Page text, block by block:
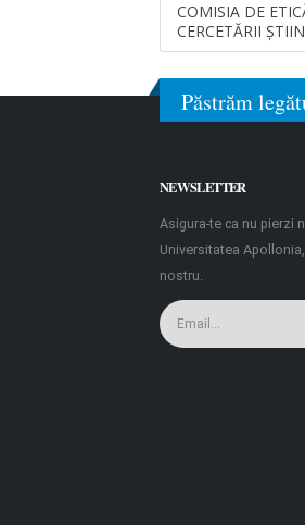
COMISIA DE
CERCETĂRII
Păstrăm
NEWSLETTER
Asigura-te ca nu pierzi
Universitatea
nostru.